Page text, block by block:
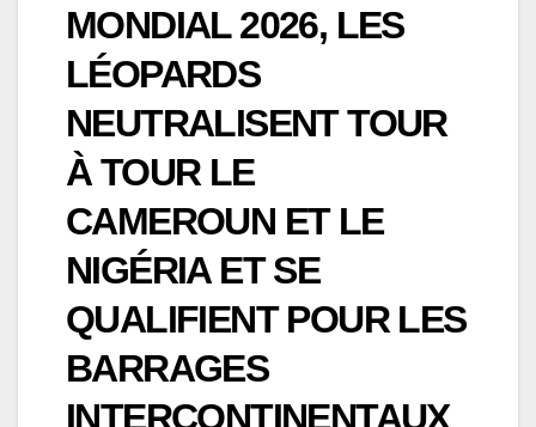
MONDIAL 2026, LES
LÉOPARDS
NEUTRALISENT TOUR
À TOUR LE
CAMEROUN ET LE
NIGÉRIA ET SE
QUALIFIENT POUR LES
BARRAGES
INTERCONTINENTAUX